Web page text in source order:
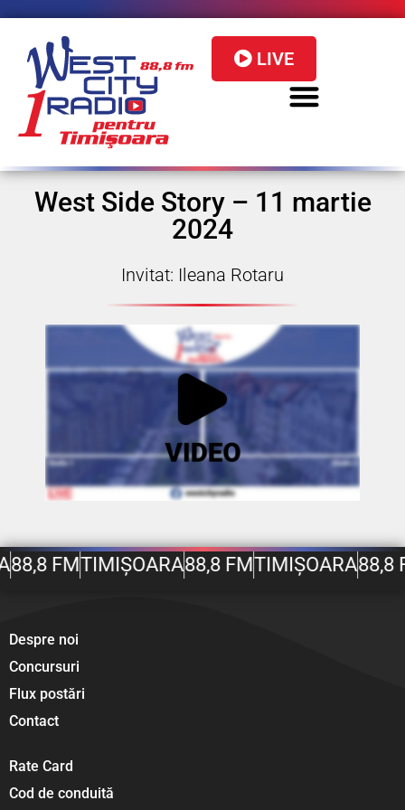
LIVE
West Side Story – 11 martie
2024
Invitat: Ileana Rotaru
88,8 FMTIMIȘOARA88,8 FMTIMIȘOARA88,8
Despre noi
Concursuri
Flux postări
Contact
Rate Card
Cod de conduită